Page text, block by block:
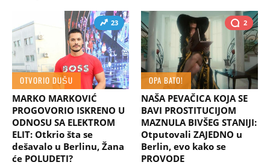
23
OTVORIO DUŠU
MARKO MARKOVIĆ
PROGOVORIO ISKRENO U
ODNOSU SA ELEKTROM
ELIT: Otkrio šta se
dešavalo u Berlinu, Žana
će POLUDETI?
2
OPA BATO!
NAŠA PEVAČICA KOJA SE
BAVI PROSTITUCIJOM
MAZNULA BIVŠEG STANIJI:
Otputovali ZAJEDNO u
Berlin, evo kako se
PROVODE